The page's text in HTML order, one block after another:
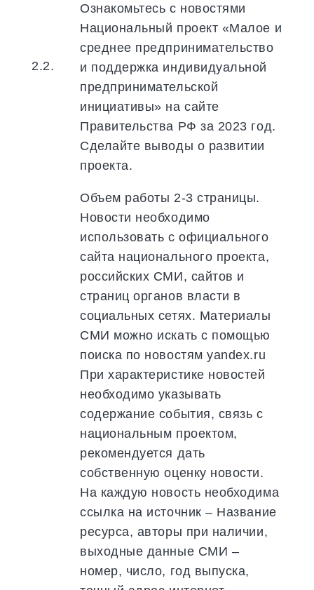
2.2.
Ознакомьтесь с новостями
Национальный проект «Малое и
среднее предпринимательство
и поддержка индивидуальной
предпринимательской
инициативы» на сайте
Правительства РФ за 2023 год.
Сделайте выводы о развитии
проекта.
Объем работы 2-3 страницы.
Новости необходимо
использовать с официального
сайта национального проекта,
российских СМИ, сайтов и
страниц органов власти в
социальных сетях. Материалы
СМИ можно искать с помощью
поиска по новостям yandex.ru
При характеристике новостей
необходимо указывать
содержание события, связь с
национальным проектом,
рекомендуется дать
собственную оценку новости.
На каждую новость необходима
ссылка на источник – Название
ресурса, авторы при наличии,
выходные данные СМИ –
номер, число, год выпуска,